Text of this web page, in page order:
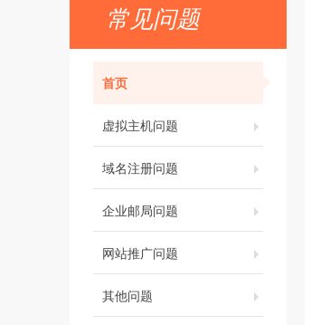
常见问题
首页
虚拟主机问题
域名注册问题
企业邮局问题
网站推广问题
其他问题